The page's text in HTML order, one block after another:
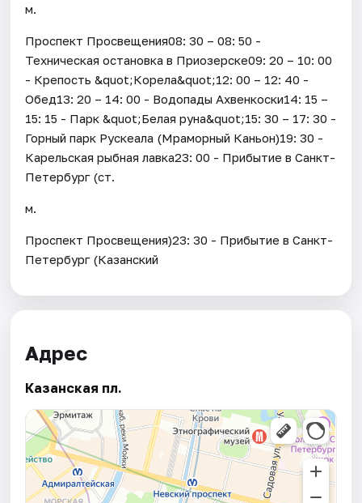
м.
Проспект Просвещения08: 30 – 08: 50 -
Техническая остановка в Приозерске09: 20 – 10: 00
- Крепость &quot;Корела&quot;12: 00 – 12: 40 -
Обед13: 20 – 14: 00 - Водопады Ахвенкоски14: 15 –
15: 15 - Парк &quot;Белая руна&quot;15: 30 – 17: 30 -
Горный парк Рускеала (Мраморный Каньон)19: 30 -
Карельская рыбная лавка23: 00 - Прибытие в Санкт-
Петербург (ст.
м.
Проспект Просвещения)23: 30 - Прибытие в Санкт-
Петербург (Казанский
Адрес
Казанская пл.